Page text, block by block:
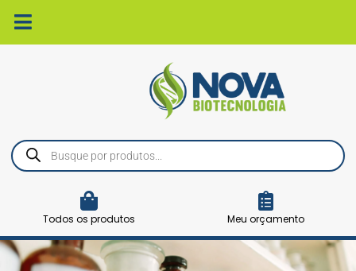
para
o
Pesquisar
produtos
Todos os produtos Meu orçamento